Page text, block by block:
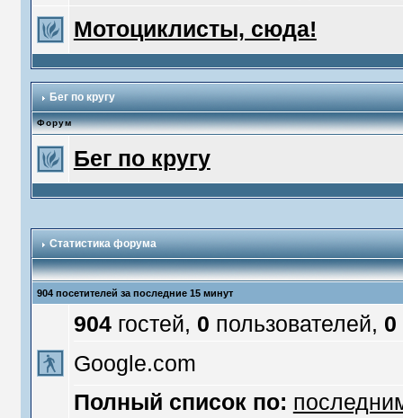
Мотоциклисты, сюда!
Бег по кругу
Форум
Бег по кругу
Статистика форума
904 посетителей за последние 15 минут
904гостей, 0 пользователей, 0
Google.com
Полный список по: